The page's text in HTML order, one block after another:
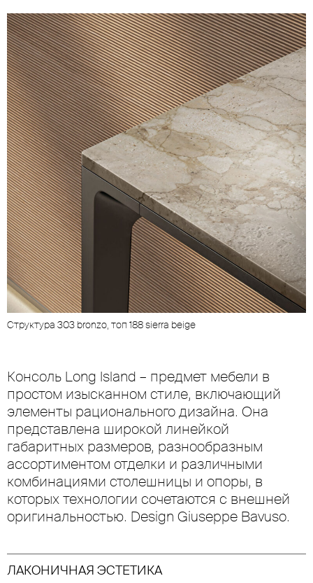
Структура 303 bronzo, топ 188 sierra beige
Консоль Long Island – предмет мебели в
простом изысканном стиле, включающий
элементы рационального дизайна. Она
представлена широкой линейкой
габаритных размеров, разнообразным
ассортиментом отделки и различными
комбинациями столешницы и опоры, в
которых технологии сочетаются с внешней
оригинальностью. Design Giuseppe Bavuso.
ЛАКОНИЧНАЯ ЭСТЕТИКА